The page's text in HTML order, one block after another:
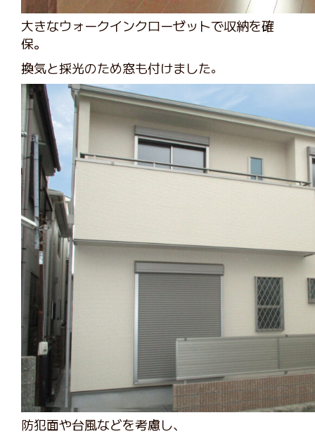
大きなウォークインクローゼットで収納を確
保。
換気と採光のため窓も付けました。
防犯面や台風などを考慮し、